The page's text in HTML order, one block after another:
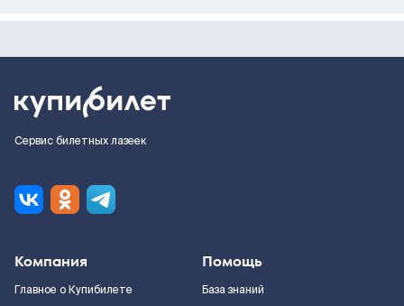
Сервис билетных лазеек
Компания
Главное о Купибилете
Помощь
База знаний